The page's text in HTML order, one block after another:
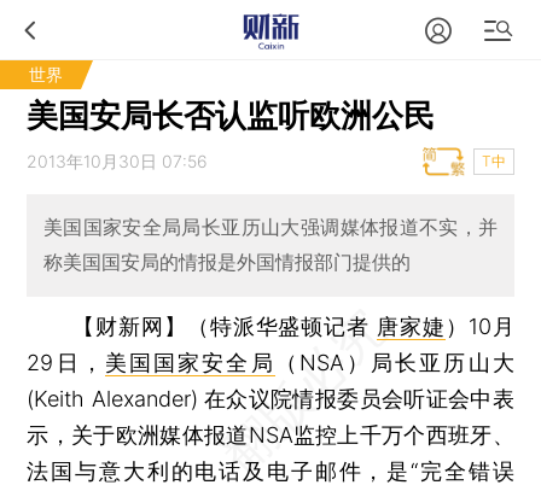
世界
美国安局长否认监听欧洲公民
2013年10月30日 07:56 T中
美国国家安全局局长亚历山大强调媒体报道不实，并
称美国国安局的情报是外国情报部门提供的
【财新网】（特派华盛顿记者 唐家婕 ） 10月
29日， 美国国家安全局
（NSA）局长亚历山大
(Keith Alexander) 在众议院情报委员会听证会中表
示，关于欧洲媒体报道NSA监控上千万个西班牙、
法国与意大利的电话及电子邮件，是“完全错误